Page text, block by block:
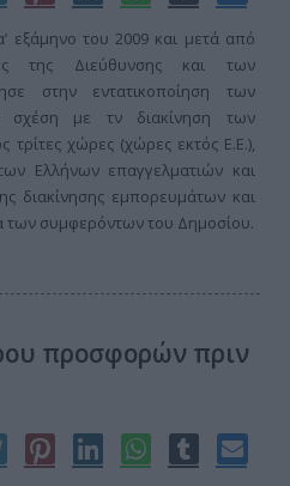
εξάμηνο του 2009 και μετά από
της Διεύθυνσης και των
στην εντατικοποίηση των
σχέση με τν διακίνηση των
χώρες (χώρες εκτός Ε.Ε.),
Ελλήνων επαγγελματιών και
διακίνησης εμπορευμάτων και
των συμφερόντων του Δημοσίου.
προσφορών πριν